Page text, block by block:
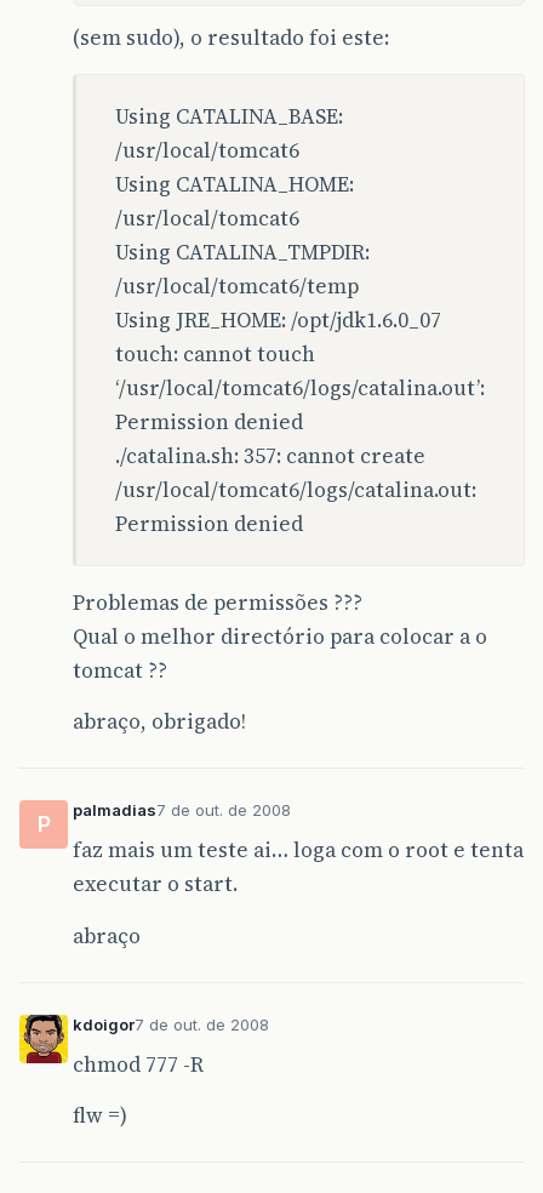
(sem sudo), o resultado foi este:
Using CATALINA_BASE:
/usr/local/tomcat6
Using CATALINA_HOME:
/usr/local/tomcat6
Using CATALINA_TMPDIR:
/usr/local/tomcat6/temp
Using JRE_HOME: /opt/jdk1.6.0_07
touch: cannot touch
‘/usr/local/tomcat6/logs/catalina.out’:
Permission denied
./catalina.sh: 357: cannot create
/usr/local/tomcat6/logs/catalina.out:
Permission denied
Problemas de permissões ???
Qual o melhor directório para colocar a o
tomcat ??
abraço, obrigado!
P
palmadias7 de out. de 2008
faz mais um teste ai… loga com o root e tenta
executar o start.
abraço
kdoigor7 de out. de 2008
chmod 777 -R
flw =)